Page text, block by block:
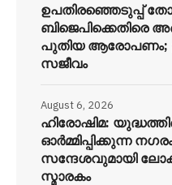
ഉപതിരഞ്ഞെടുപ്പ്
ബിജെപിക്കെതിരെ
പുതിയ ആരോപണം;
സജീവം
ഹിരോഷിമ:
ഓർമ്മിപ്പിക്കുന്ന
സന്ദേശവുമായി
സ്മാരകം
August 6, 2026